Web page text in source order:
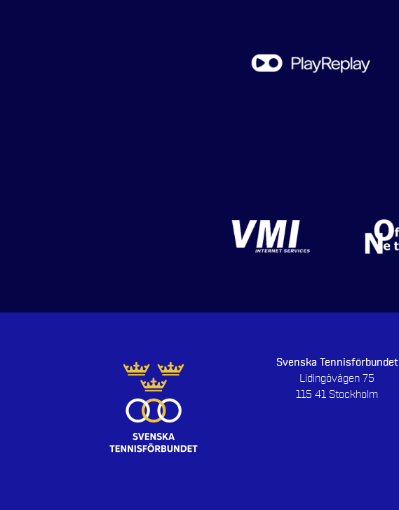
Svenska Tennisförbundet
Lidingövägen 75
115 41 Stockholm